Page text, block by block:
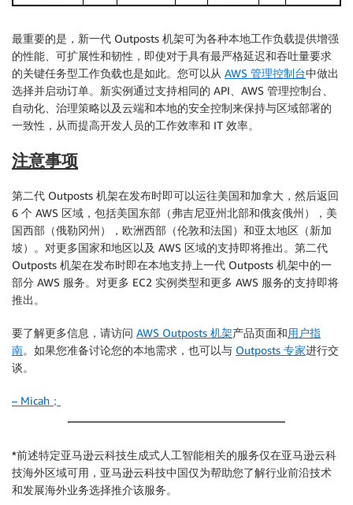
最重要的是，新一代 Outposts 机架可为各种本地工作负载提供增强
的性能、可扩展性和韧性，即使对于具有最严格延迟和吞吐量要求
的关键任务型工作负载也是如此。您可以从 AWS 管理控制台中做出
选择并启动订单。新实例通过支持相同的 API、AWS 管理控制台、
自动化、治理策略以及云端和本地的安全控制来保持与区域部署的
一致性，从而提高开发人员的工作效率和 IT 效率。
注意事项
第二代 Outposts 机架在发布时即可以运往美国和加拿大，然后返回
6 个 AWS 区域，包括美国东部（弗吉尼亚州北部和俄亥俄州），美
国西部（俄勒冈州），欧洲西部（伦敦和法国）和亚太地区（新加
坡）。对更多国家和地区以及 AWS 区域的支持即将推出。第二代
Outposts 机架在发布时即在本地支持上一代 Outposts 机架中的一
部分 AWS 服务。对更多 EC2 实例类型和更多 AWS 服务的支持即将
推出。
要了解更多信息，请访问 AWS Outposts 机架产品页面和用户指
南。如果您准备讨论您的本地需求，也可以与 Outposts 专家进行交
谈。
– Micah；
*前述特定亚马逊云科技生成式人工智能相关的服务仅在亚马逊云科
技海外区域可用，亚马逊云科技中国仅为帮助您了解行业前沿技术
和发展海外业务选择推介该服务。